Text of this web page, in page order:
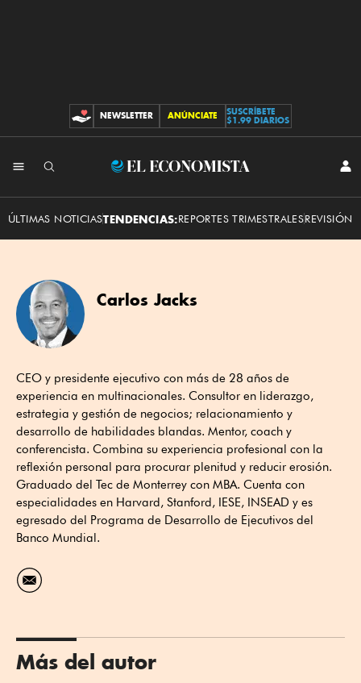
CONTRIBUCIONES
NEWSLETTER ANÚNCIATE
SUSCRÍBETE
$1.99 DIARIOS
El
Economista
ÚLTIMAS NOTICIASTENDENCIAS:REPORTES TRIMESTRALESREVISIÓN
Carlos Jacks
CEO y presidente ejecutivo con más de 28 años de
experiencia en multinacionales. Consultor en liderazgo,
estrategia y gestión de negocios; relacionamiento y
desarrollo de habilidades blandas. Mentor, coach y
conferencista. Combina su experiencia profesional con la
reflexión personal para procurar plenitud y reducir erosión.
Graduado del Tec de Monterrey con MBA. Cuenta con
especialidades en Harvard, Stanford, IESE, INSEAD y es
egresado del Programa de Desarrollo de Ejecutivos del
Banco Mundial.
Más del autor